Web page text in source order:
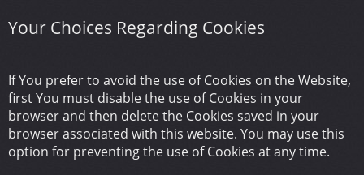
Your Choices Regarding Cookies
If You prefer to avoid the use of Cookies on the Website,
first You must disable the use of Cookies in your
browser and then delete the Cookies saved in your
browser associated with this website. You may use this
option for preventing the use of Cookies at any time.